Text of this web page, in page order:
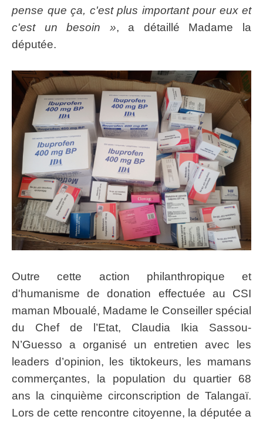
pense que ça, c'est plus important pour eux et
c'est un besoin », a détaillé Madame la
députée.
Outre cette action philanthropique et
d'humanisme de donation effectuée au CSI
maman Mboualé, Madame le Conseiller spécial
du Chef de l’Etat, Claudia Ikia Sassou-
N’Guesso a organisé un entretien avec les
leaders d’opinion, les tiktokeurs, les mamans
commerçantes, la population du quartier 68
ans la cinquième circonscription de Talangaï.
Lors de cette rencontre citoyenne, la députée a